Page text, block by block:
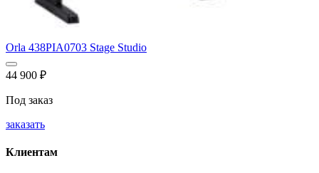
Orla 438PIA0703 Stage Studio
44 900 ₽
Под заказ
заказать
Клиентам